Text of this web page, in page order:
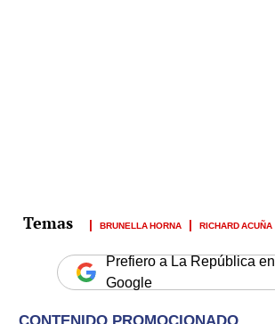
BRUNELLA HORNA RICHARD ACUÑA
Prefiero a La República en
Google